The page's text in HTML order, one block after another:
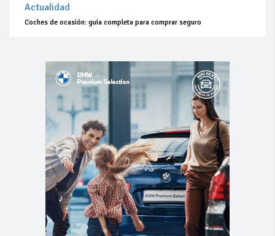
Actualidad
Coches de ocasión: guía completa para comprar seguro